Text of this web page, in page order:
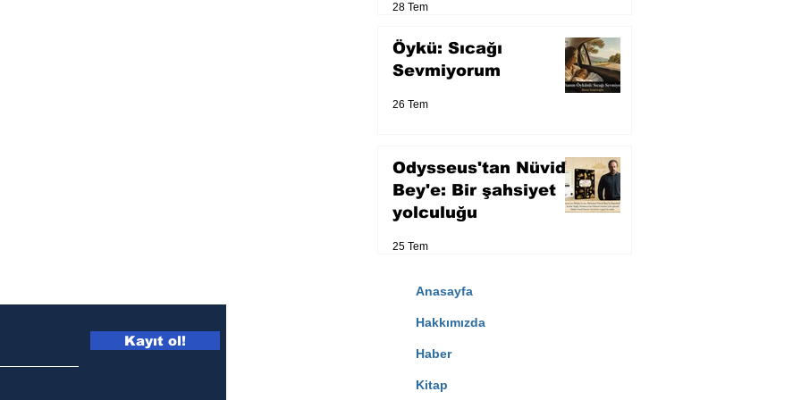
28 Tem
Öykü: Sıcağı
Sevmiyorum
26 Tem
Odysseus'tan Nüvid
Bey'e: Bir şahsiyet
yolculuğu
25 Tem
Kayıt ol!
Anasayfa
Hakkımızda
Haber
Kitap